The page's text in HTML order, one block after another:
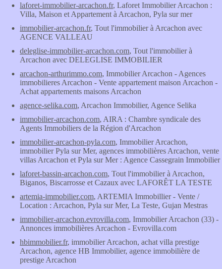
laforet-immobilier-arcachon.fr, Laforet Immobilier Arcachon :
Villa, Maison et Appartement à Arcachon, Pyla sur mer
immobilier-arcachon.fr, Tout l'immobilier à Arcachon avec
AGENCE VALLEAU
deleglise-immobilier-arcachon.com, Tout l'immobilier à
Arcachon avec DELEGLISE IMMOBILIER
arcachon-arthurimmo.com, Immobilier Arcachon - Agences
immobilieres Arcachon - Vente appartement maison Arcachon -
Achat appartements maisons Arcachon
agence-selika.com, Arcachon Immobilier, Agence Selika
immobilier-arcachon.com, AIRA : Chambre syndicale des
Agents Immobiliers de la Région d'Arcachon
immobilier-arcachon-pyla.com, Immobilier Arcachon,
immobilier Pyla sur Mer, agences immobilières Arcachon, vente
villas Arcachon et Pyla sur Mer : Agence Cassegrain Immobilier
laforet-bassin-arcachon.com, Tout l'immobilier à Arcachon,
Biganos, Biscarrosse et Cazaux avec LAFORÊT LA TESTE
artemia-immobilier.com, ARTEMIA Immobillier - Vente /
Location : Arcachon, Pyla sur Mer, La Teste, Gujan Mestras
immobilier-arcachon.evrovilla.com, Immobilier Arcachon (33) -
Annonces immobilières Arcachon - Evrovilla.com
hbimmobilier.fr, immobilier Arcachon, achat villa prestige
Arcachon, agence HB Immobilier, agence immobilière de
prestige Arcachon